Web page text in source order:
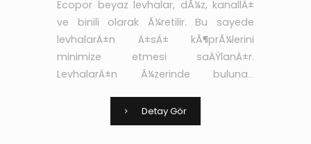
Ecopor beyaz levhalar, dÃ¼z, kanallÄ±
ve binili olarak Ã¼retilir. Bu sayede
levhalarÄ±n Ä±sÄ± kÃ¶prÃ¼lerini
minimize etmesi saÄŸlanÄ±r.
LevhalarÄ±n Ã¼zerinde bulunan
yapÄ±ÅŸtÄ±rÄ±cÄ± ve sÄ±vanÄ±n
aderans niteliÄŸi arttÄ±rÄ±larak yÃ¼k
Detay Gör